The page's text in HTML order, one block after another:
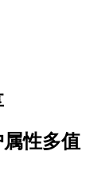
性多值